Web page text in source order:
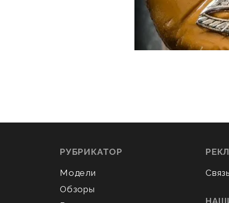
РУБРИКАТОР
Модели
Обзоры